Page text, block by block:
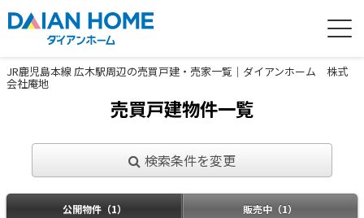
JR鹿児島本線 広木駅周辺の売買戸建・売家一覧｜ダイアンホーム 株式
会社庵地
売買戸建物件一覧
検索条件を変更
公開物件（1） 販売中（1）